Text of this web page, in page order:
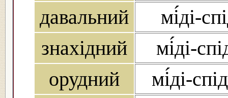
давальний
мі́ді-
знахідний
мі́ді-
орудний
мі́ді-